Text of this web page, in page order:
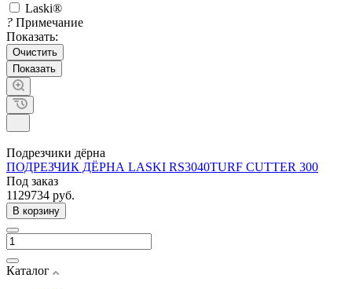
Laski®
? Примечание
Показать:
Очистить
Подрезчики дёрна
ПОДРЕЗЧИК ДЁРНА LASKI RS3040TURF CUTTER 300
Под заказ
1129734 руб.
В корзину
Каталог